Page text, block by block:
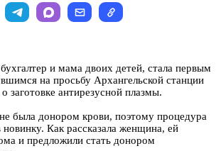
и мама двоих детей, стала первым
на просьбу Архангельской станции
заготовке антирезусной плазмы.
была донором крови, поэтому процедура
новинку. Как рассказала женщина, ей
и предложили стать донором